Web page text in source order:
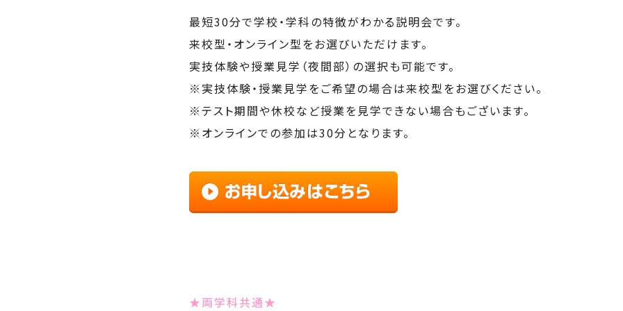
最短30分で学校・学科の特徴がわかる説明会です。
来校型・オンライン型をお選びいただけます。
実技体験や授業見学（夜間部）の選択も可能です。
※実技体験・授業見学をご希望の場合は来校型をお選びください。
※テスト期間や休校など授業を見学できない場合もございます。
※オンラインでの参加は30分となります。
★両学科共通★